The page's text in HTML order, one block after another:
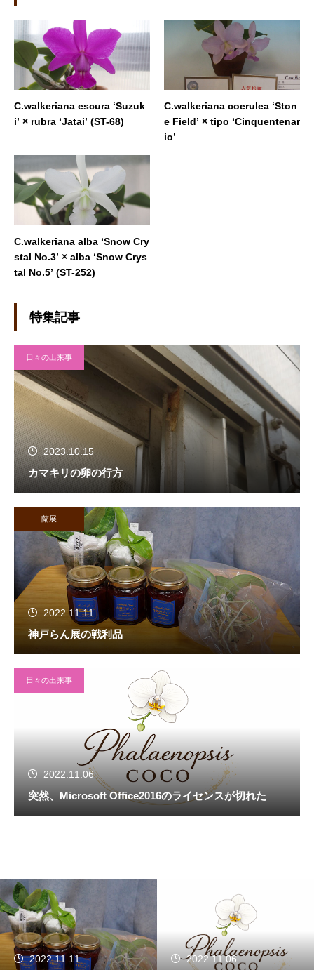
C.walkeriana escura ‘Suzuk
i’ × rubra ‘Jatai’ (ST-68)
C.walkeriana coerulea ‘Ston
e Field’ × tipo ‘Cinquentenar
io’
C.walkeriana alba ‘Snow Cry
stal No.3’ × alba ‘Snow Crys
tal No.5’ (ST-252)
特集記事
日々の出来事
2023.10.15
カマキリの卵の行方
蘭展
2022.11.11
神戸らん展の戦利品
日々の出来事
2022.11.06
突然、Microsoft Office2016のライセンスが切れた
2022.11.11 2022.11.06